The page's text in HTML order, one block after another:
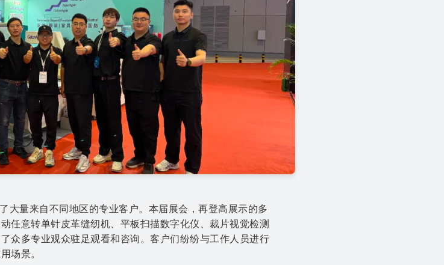
大量来自不同地区的专业客户。本届展会，再登高展示的多
任意转单针皮革缝纫机、平板扫描数字化仪、裁片视觉检测
众多专业观众驻足观看和咨询。客户们纷纷与工作人员进行
场景。